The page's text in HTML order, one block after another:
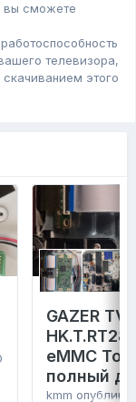
вы сможете
телевизора,
этого
GAZER
eMMC
полный
kmm